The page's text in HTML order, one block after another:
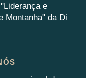
e
Montanha" da Di